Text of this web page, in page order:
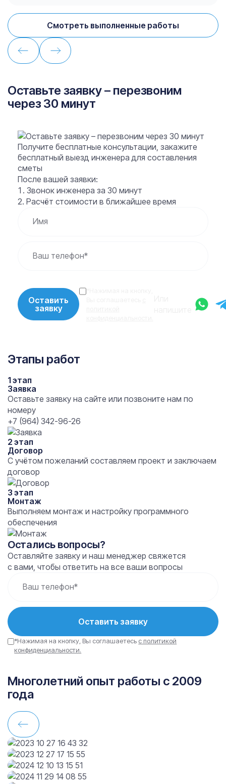
Смотреть выполненные работы
Оставьте заявку – перезвоним
через 30 минут
Получите бесплатные консультации, закажите
бесплатный выезд инженера для составления
сметы
После вашей заявки:
Звонок инженера за 30 минут
Расчёт стоимости в ближайшее время
Имя
Ваш телефон*
Оставить
заявку
*Нажимая на кнопку,
Этапы работ
1 этап
Заявка
Оставьте заявку на сайте или позвоните нам по
номеру
+7 (964) 342-96-26
2 этап
Договор
С учётом пожеланий составляем проект и заключаем
договор
3 этап
Монтаж
Выполняем монтаж и настройку программного
обеспечения
Остались вопросы?
Оставляйте заявку и наш менеджер свяжется
с вами, чтобы ответить на все ваши вопросы
Ваш телефон*
Оставить заявку
*Нажимая на кнопку, Вы соглашаетесь с политикой
конфиденциальности.
Многолетний опыт работы с 2009
года